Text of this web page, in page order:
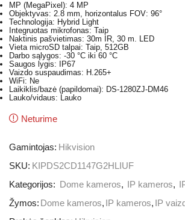
MP (MegaPixel): 4 MP
Objektyvas: 2.8 mm, horizontalus FOV: 96°
Technologija: Hybrid Light
Integruotas mikrofonas: Taip
Naktinis pašvietimas: 30m IR, 30 m. LED
Vieta microSD talpai: Taip, 512GB
Darbo sąlygos: -30 °C iki 60 °C
Saugos lygis: IP67
Vaizdo suspaudimas: H.265+
WiFi: Ne
Laikiklis/bazė (papildomai): DS-1280ZJ-DM46
Lauko/vidaus: Lauko
Neturime
Gamintojas: Hikvision
SKU: KIPDS2CD1147G2HLIUF
Kategorijos:
Dome kameros, IP kameros,
Žymos: Dome kameros, IP kameros, IP